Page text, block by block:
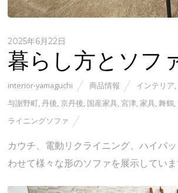
2025年6月22日
暮らし方とソフ
interior-yamaguchi 商品情報 インテリア
与謝野町 ,丹後 ,京丹後 国産家具 ,宮津 ,家具 ,舞鶴
ライニングソファ
カウチ、電動リクライニング、ハイバ
わせて様々な形のソファを展示していま